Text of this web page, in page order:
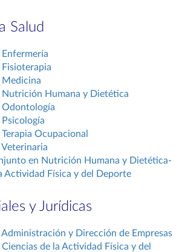
Salud
Medicina
Nutrición Humana y Dietética
Odontología
Ocupacional
en Nutrición Humana y Dietética-
Actividad Física y del Deporte
y Jurídicas
y Dirección de Empresas
de la Actividad Física y del